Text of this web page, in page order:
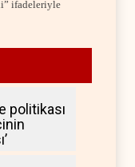
ifadeleriyle
politikası